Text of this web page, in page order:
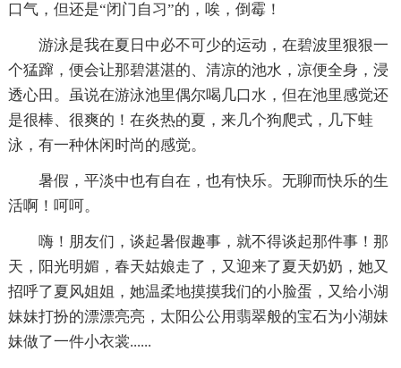
口气，但还是“闭门自习”的，唉，倒霉！
游泳是我在夏日中必不可少的运动，在碧波里狠狠一
个猛蹿，便会让那碧湛湛的、清凉的池水，凉便全身，浸
透心田。虽说在游泳池里偶尔喝几口水，但在池里感觉还
是很棒、很爽的！在炎热的夏，来几个狗爬式，几下蛙
泳，有一种休闲时尚的感觉。
暑假，平淡中也有自在，也有快乐。无聊而快乐的生
活啊！呵呵。
嗨！朋友们，谈起暑假趣事，就不得谈起那件事！那
天，阳光明媚，春天姑娘走了，又迎来了夏天奶奶，她又
招呼了夏风姐姐，她温柔地摸摸我们的小脸蛋，又给小湖
妹妹打扮的漂漂亮亮，太阳公公用翡翠般的宝石为小湖妹
妹做了一件小衣裳......